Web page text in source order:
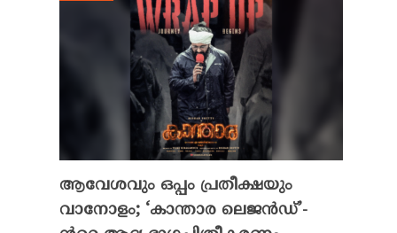
ആവേശവും ഒപ്പം പ്രതീക്ഷയും
വാനോളം; ‘കാന്താര ലെജൻഡ്’-